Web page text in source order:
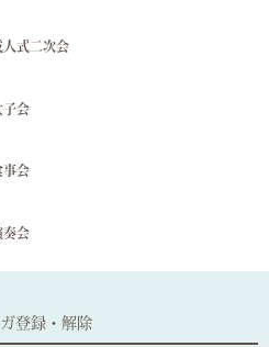
人式二次会
子会
事会
奏会
登録・解除